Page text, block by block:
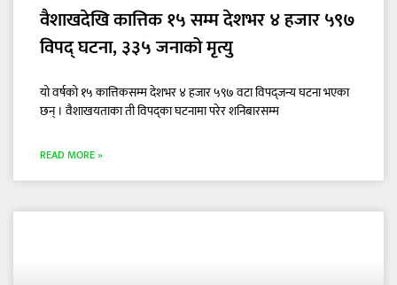
वैशाखदेखि कात्तिक १५ सम्म देशभर ४ हजार ५९७
विपद् घटना, ३३५ जनाको मृत्यु
यो वर्षको १५ कात्तिकसम्म देशभर ४ हजार ५९७ वटा विपद्जन्य घटना भएका
छन् । वैशाखयताका ती विपद्का घटनामा परेर शनिबारसम्म
READ MORE »